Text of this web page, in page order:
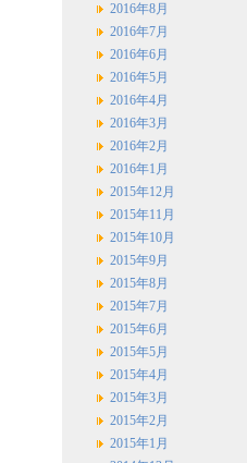
2016年8月
2016年7月
2016年6月
2016年5月
2016年4月
2016年3月
2016年2月
2016年1月
2015年12月
2015年11月
2015年10月
2015年9月
2015年8月
2015年7月
2015年6月
2015年5月
2015年4月
2015年3月
2015年2月
2015年1月